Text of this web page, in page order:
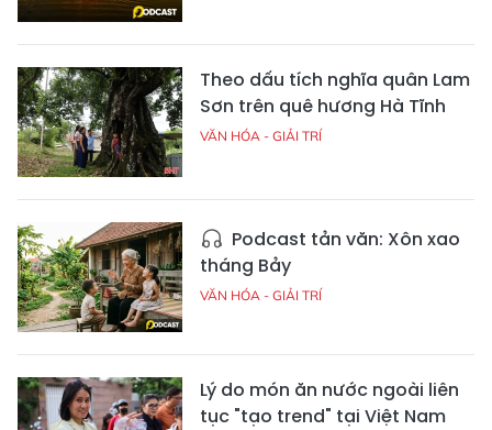
Theo dấu tích nghĩa quân Lam
Sơn trên quê hương Hà Tĩnh
VĂN HÓA - GIẢI TRÍ
Podcast tản văn: Xôn xao
tháng Bảy
VĂN HÓA - GIẢI TRÍ
Lý do món ăn nước ngoài liên
tục "tạo trend" tại Việt Nam